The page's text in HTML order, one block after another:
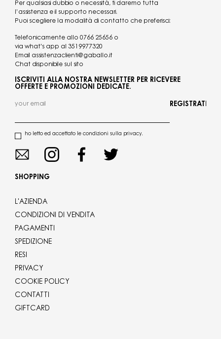
Per qualsiasi dubbio o necessità, ti daremo tutta
l’assistenza e il supporto necessari.
Puoi scegliere la modalità di contatto che preferisci:
Telefonicamente allo 0766 25656 o
via what's app al 3519977320
Email assistenzaclienti@gaballo.it
Chat disponibile sul sito
ISCRIVITI ALLA NOSTRA NEWSLETTER PER RICEVERE
OFFERTE E PROMOZIONI DEDICATE.
ho letto ed accettato le condizioni sulla privacy.
REGISTRATI
SHOPPING
L'AZIENDA
CONDIZIONI DI VENDITA
PAGAMENTI
SPEDIZIONE
RESI
PRIVACY
COOKIE POLICY
CONTATTI
GIFTCARD